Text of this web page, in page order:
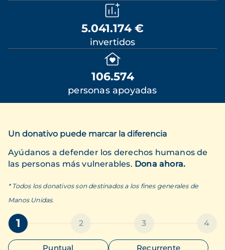
5.041.174 €
invertidos
106.574
personas apoyadas
Un donativo puede marcar la diferencia
Ayúdanos a defender los derechos humanos de
las personas más vulnerables. Dona ahora.
* Todos los donativos son destinados a los fines generales de
Manos Unidas.
1 2 3 4
Puntual
Recurrente